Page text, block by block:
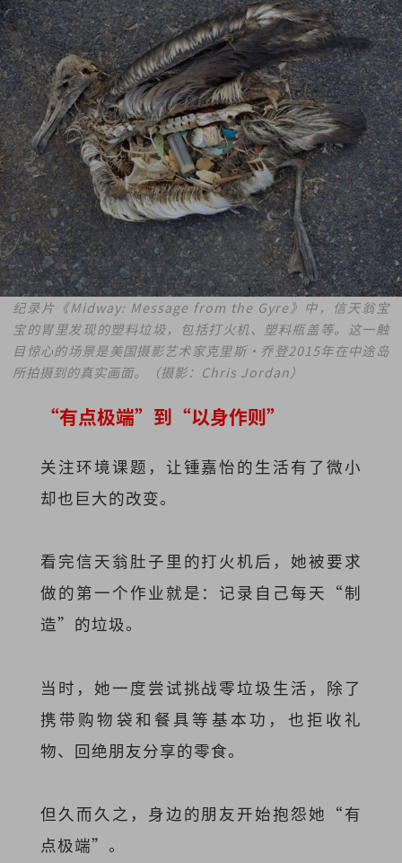
纪录片《Midway: Message from the Gyre》中，信天翁宝
宝的胃里发现的塑料垃圾，包括打火机、塑料瓶盖等。这一触
目惊心的场景是美国摄影艺术家克里斯·乔登2015年在中途岛
所拍摄到的真实画面。（摄影：Chris Jordan）
“有点极端”到“以身作则”
关注环境课题，让锺嘉怡的生活有了微小
却也巨大的改变。
看完信天翁肚子里的打火机后，她被要求
做的第一个作业就是：记录自己每天“制
造”的垃圾。
当时，她一度尝试挑战零垃圾生活，除了
携带购物袋和餐具等基本功，也拒收礼
物、回绝朋友分享的零食。
但久而久之，身边的朋友开始抱怨她“有
点极端”。